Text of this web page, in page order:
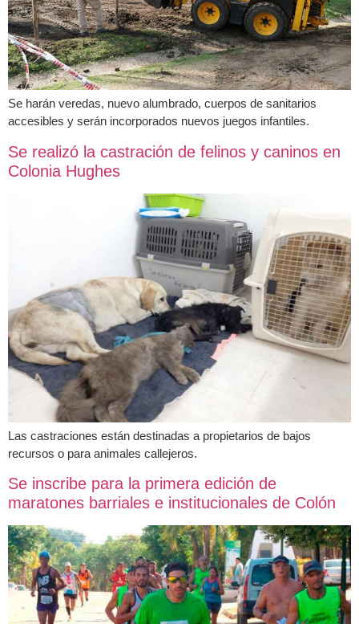
Se harán veredas, nuevo alumbrado, cuerpos de sanitarios
accesibles y serán incorporados nuevos juegos infantiles.
Se realizó la castración de felinos y caninos en
Colonia Hughes
Las castraciones están destinadas a propietarios de bajos
recursos o para animales callejeros.
Se inscribe para la primera edición de
maratones barriales e institucionales de Colón